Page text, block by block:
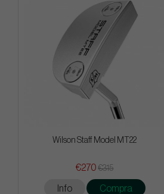
Wilson Staff Model MT22
€270 €315
Info Compra